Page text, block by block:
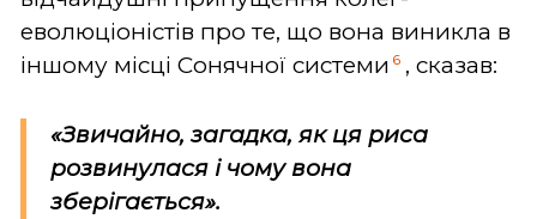
еволюціоністів про те, що вона виникла в
іншому місці Сонячної системи 6 , сказав:
«Звичайно, загадка, як ця риса
розвинулася і чому вона
зберігається».